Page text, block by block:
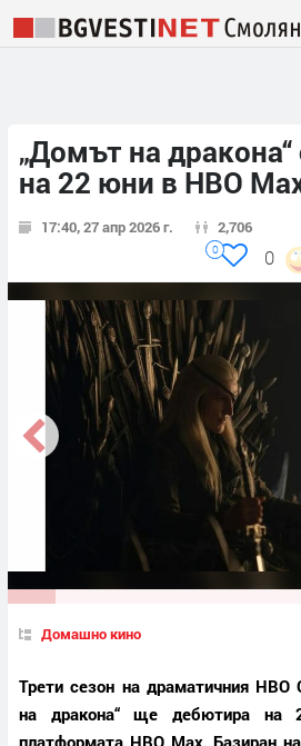
„Домът на
на 22 юни в HBO
17:40, 27 апр 2026 г. 2,706
0
0
Домашно кино
Трети сезон на драматичния HBO
на дракона“ ще дебютира на
платформата HBO Max. Базиран